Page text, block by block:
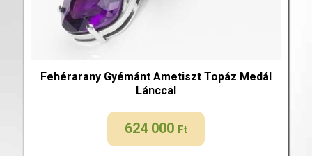
Fehérarany Gyémánt Ametiszt Topáz Medál
Lánccal
624 000 Ft